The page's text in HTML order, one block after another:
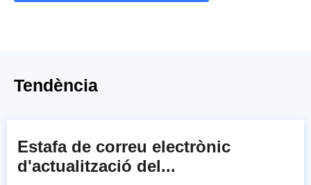
Tendència
Estafa de correu electrònic
d'actualització del...